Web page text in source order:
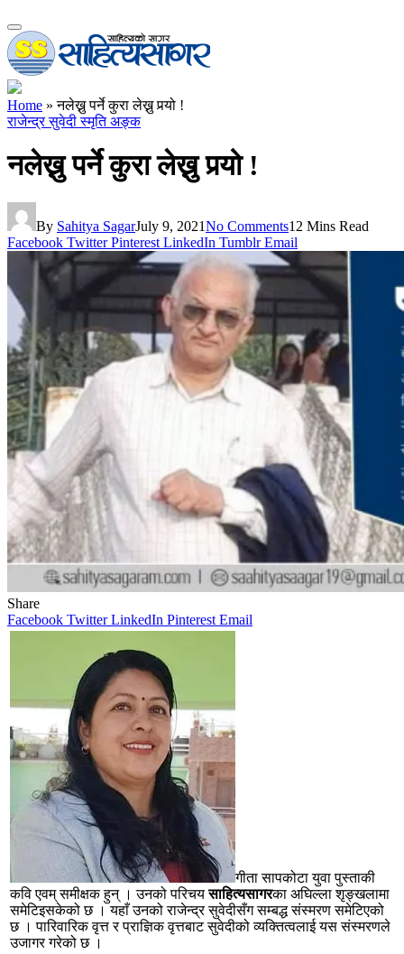
Home »नलेख्नु पर्ने कुरा लेख्नु पर्‍यो !
राजेन्द्र सुवेदी स्मृति अङ्क
नलेख्नु पर्ने कुरा लेख्नु पर्‍यो !
By Sahitya SagarJuly 9, 2021No Comments12 Mins Read
Facebook Twitter Pinterest LinkedIn Tumblr Email
Share
Facebook Twitter LinkedIn Pinterest Email
गीता सापकोटा युवा पुस्ताकी
कवि एवम् समीक्षक हुन् । उनको परिचयसाहित्यसागरका अघिल्ला शृङ्खलामा
समेटिइसकेको छ । यहाँ उनको राजेन्द्र सुवेदीसँग सम्बद्ध संस्मरण समेटिएको
छ । पारिवारिक वृत्त र प्राज्ञिक वृत्तबाट सुवेदीको व्यक्तित्वलाई यस संस्मरणले
उजागर गरेको छ ।